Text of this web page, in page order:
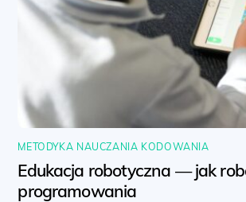
METODYKA NAUCZANIA KODOWANIA
Edukacja robotyczna — jak
programowania